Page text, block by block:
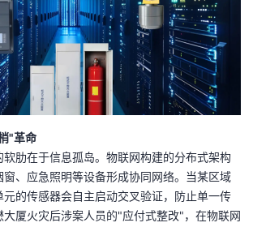
"革命
肋在于信息孤岛。物联网构建的分布式架构
窗、应急照明等设备形成协同网络。当某区域
的传感器会自主启动交叉验证，防止单一传
厦火灾后涉案人员的"应付式整改"，在物联网